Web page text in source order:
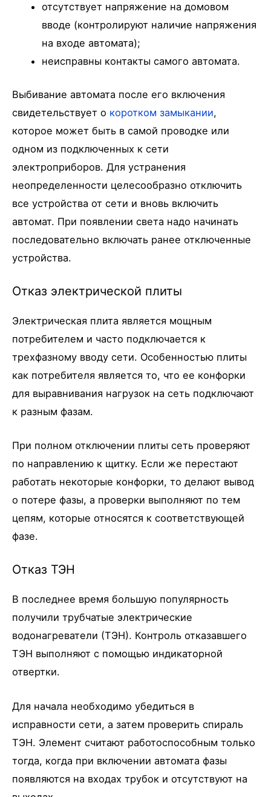
отсутствует напряжение на домовом
вводе (контролируют наличие напряжения
на входе автомата);
неисправны контакты самого автомата.
Выбивание автомата после его включения
свидетельствует о коротком замыкании,
которое может быть в самой проводке или
одном из подключенных к сети
электроприборов. Для устранения
неопределенности целесообразно отключить
все устройства от сети и вновь включить
автомат. При появлении света надо начинать
последовательно включать ранее отключенные
устройства.
Отказ электрической плиты
Электрическая плита является мощным
потребителем и часто подключается к
трехфазному вводу сети. Особенностью плиты
как потребителя является то, что ее конфорки
для выравнивания нагрузок на сеть подключают
к разным фазам.
При полном отключении плиты сеть проверяют
по направлению к щитку. Если же перестают
работать некоторые конфорки, то делают вывод
о потере фазы, а проверки выполняют по тем
цепям, которые относятся к соответствующей
фазе.
Отказ ТЭН
В последнее время большую популярность
получили трубчатые электрические
водонагреватели (ТЭН). Контроль отказавшего
ТЭН выполняют с помощью индикаторной
отвертки.
Для начала необходимо убедиться в
исправности сети, а затем проверить спираль
ТЭН. Элемент считают работоспособным только
тогда, когда при включении автомата фазы
появляются на входах трубок и отсутствуют на